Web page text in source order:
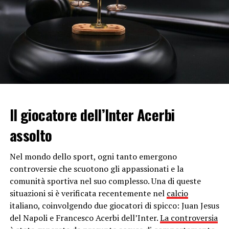
Nel video, ora rimosso dal web dalle forze dell’ordine, è
possibile vedere il gruppo di ragazzi che tenta di dare
fuoco con degli accendini ai capelli di un senzatetto.
Quest’ultimo rimane di spalle per tutta la durata del
filmato e non tenta di difendersi, lasciando agire
L’uomo non è ancora stato rintracciato e non ha sporto
denuncia. L’uomo è comunque ben noto ai residenti
della zona e vive abitualmente in un peschereccio
abbandonato. Secondo quanto appare nella clip l’uomo
non è stato ferito nè ha subìto conseguenze.
Probabilmente in assenza del filmato stesso la vicenda
sarebbe passata completamente inosservata e non vi
sarebbero state conseguenze per i bulli coinvolti. Questi
ultimi, un gruppo di tre ragazzi, due ripresi con gli
Il giocatore dell’Inter Acerbi
assolto
Nel mondo dello sport, ogni tanto emergono
controversie che scuotono gli appassionati e la
comunità sportiva nel suo complesso. Una di queste
situazioni si è verificata recentemente nel calcio
italiano, coinvolgendo due giocatori di spicco: Juan Jesus
del Napoli e Francesco Acerbi dell’Inter.La controversia